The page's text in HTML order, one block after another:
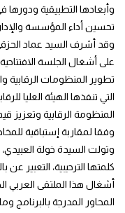
وأبعادها التطبيقية
تحسين أداء المؤسسة
وقد أشرف السيد عماد الحزقي
على أشغال الجلسة
تطوير المنظومات الرقابية
التي تنفذها الهيئة العليا
المنظومة الرقابية وتعزيز
وفقا لمقاربة إستباقية
وتولت السيدة خولة
كلمتها الترحيبية، التعبير
أشغال هذا الملتقى العربي
المحاور المدرجة